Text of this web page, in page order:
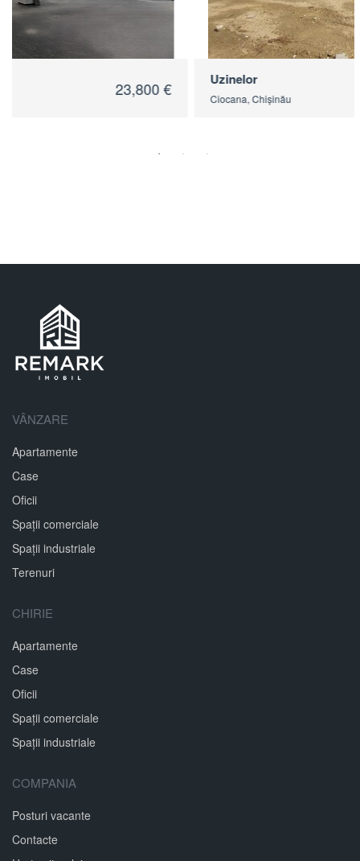
VÂNZARE
Apartamente
Case
Oficii
Spații comerciale
Spații industriale
Terenuri
CHIRIE
Apartamente
Case
Oficii
Spații comerciale
Spații industriale
COMPANIA
Posturi vacante
Contacte